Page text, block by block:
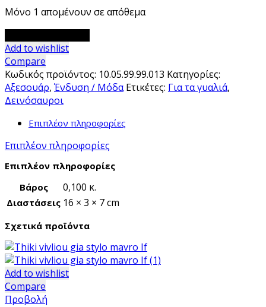
Μόνο 1 απομένουν σε απόθεμα
γυαλιών
Δεινόσαυροι
ποσότητα
Add to wishlist
Compare
Κωδικός προϊόντος: 10.05.99.99.013 Κατηγορίες:
Αξεσουάρ, Ένδυση / Μόδα Ετικέτες: Για τα γυαλιά,
Δεινόσαυροι
Επιπλέον πληροφορίες
Επιπλέον πληροφορίες
Επιπλέον πληροφορίες
Βάρος
0,100 κ.
Διαστάσεις 16 × 3 × 7 cm
Σχετικά προϊόντα
Add to wishlist
Compare
Προβολή